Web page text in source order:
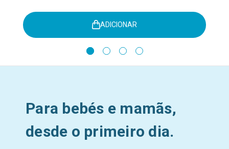
ADICIONAR
Para bebés e mamãs,
desde o primeiro dia.